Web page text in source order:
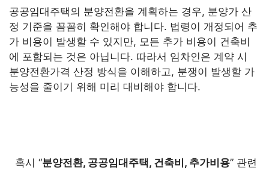
공공임대주택의 분양전환을 계획하는 경우, 분양가 산
정 기준을 꼼꼼히 확인해야 합니다. 법령이 개정되어 추
가 비용이 발생할 수 있지만, 모든 추가 비용이 건축비
에 포함되는 것은 아닙니다. 따라서 임차인은 계약 시
분양전환가격 산정 방식을 이해하고, 분쟁이 발생할 가
능성을 줄이기 위해 미리 대비해야 합니다.
혹시 “분양전환, 공공임대주택, 건축비, 추가비용” 관련